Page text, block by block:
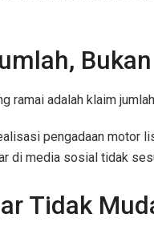
ramai adalah klaim
pengadaan motor
di media sosial tidak
Tidak